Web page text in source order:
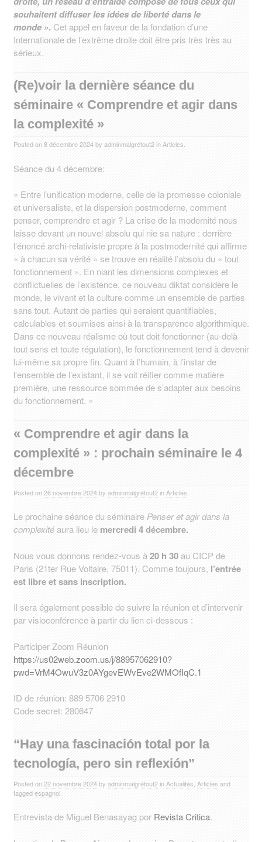
souhaitent diffuser les idées de liberté dans le
monde ». Cet appel en faveur de la fondation d’une
Internationale de l’extrême droite doit être pris très très au
sérieux.
(Re)voir la dernière séance du
séminaire « Comprendre et agir dans
la complexité »
Posted on 8 décembre 2024by adminmalgrétout2 in Articles
Séance du 4 décembre:
« Entre l’unification moderne, celle de la promesse coloniale
et universaliste, et la dispersion postmoderne, comment
penser, comprendre et agir ? La crise de la modernité nous
laisse devant un nouvel absolu qui nie sa nature : derrière
l’énoncé archi-relativiste propre à la postmodernité qui affirme
« à chacun sa vérité » se trouve en réalité l’absolu du « tout
fonctionnement ». En niant les dimensions complexes et
conflictuelles de l’existence, ce nouveau diktat considère le
monde, le vivant et la culture comme un ensemble de parties
sans tout. Autant de parties qui seraient quantifiables,
calculables et soumises ainsi à la transparence algorithmique.
Dans ce nouveau réalisme où tout doit fonctionner (au-delà
tout sens et toute régulation), le fonctionnement tend à devenir
lui-même sa propre fin. Quant à l’humain, à l’instar de
l’ensemble de l’existant, il se voit réifier comme matière
première, une ressource sommée de s’adapter aux besoins
du fonctionnement. »
« Comprendre et agir dans la
complexité » : prochain séminaire le 4
décembre
Posted on 26 novembre 2024by adminmalgrétout2 in Articles
Le prochaine séance du séminaire Penser et agir dans la
complexitéaura lieu le mercredi 4 décembre.
Nous vous donnons rendez-vous à 20 h 30 au CICP de
Paris (21ter Rue Voltaire, 75011). Comme toujours, l’entrée
est libre et sans inscription.
Il sera également possible de suivre la réunion et d’intervenir
par visioconférence à partir du lien ci-dessous :
Participer Zoom Réunion
https://us02web.zoom.us/j/88957062910?
pwd=VrM4OwuV3z0AYgevEWvEve2WMOfIqC.1
ID de réunion: 889 5706 2910
Code secret: 280647
“Hay una fascinación total por la
tecnología, pero sin reflexión”
Posted on 22 novembre 2024by adminmalgrétout2 in Actualités Articles and
tagged espagnol.
Entrevista de Miguel Benasayag por Revista Critica.